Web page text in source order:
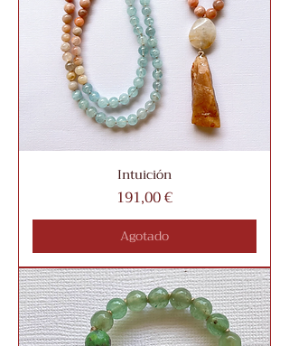
Intuición
Precio
191,00 €
Agotado